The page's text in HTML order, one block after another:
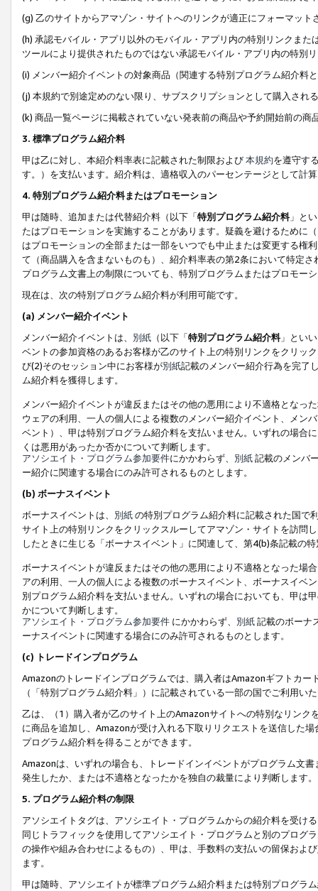
(g) 乙のサイトからアマゾン・サイトへのリンクが適正にフォーマッ
(h) 承認モバイル・アプリ以外のモバイル・アプリ内の特別リンクま
ツールにより提供されたものではない承認モバイル・アプリ内の特別
(i) メンバー紹介イベントの対象商品（関連する特別プログラム紹介料
(j) 本規約で別途定めのない限り、サブスクリプションとして購入され
(k) 商品一覧ページに掲載されていない発表前の商品や予約開始前の商
3. 標準プログラム紹介料
甲は乙に対し、本紹介料率表に記載された制限および本規約を遵守す
す。）を支払います。紹介料は、適格収入のパーセンテージとして計
4. 特別プログラム紹介料またはプロモーション
甲は随時、追加または代替紹介料（以下「特別プログラム紹介料」と
たはプロモーションを実施することがあります。疑義を避けるために
はプロモーションの全部または一部をいつでも中止または変更する権
て（商品購入を含まないものも）、紹介料率表の第2条において特定
プログラム文書上の制限についても、特別プログラムまたはプロモー
現在は、次の特別プログラム紹介料が利用可能です。
(a) メンバー紹介イベント
メンバー紹介イベントは、 別紙 （以下「特別プログラム紹介料」とい
ベントの参加資格のあるお客様が乙のサイト上の特別リンクをクリッ
び(2)そのセッション中にお客様が別紙記載のメンバー紹介行為を完了
ム紹介料を獲得します。
メンバー紹介イベントが違反またはその他の悪用により不適格となっ
ウェアの利用、一人の個人による複数のメンバー紹介イベント、メン
ベント）、甲は特別プログラム紹介料を支払いません。いずれの場合
くは悪用があったか否かについて判断します。
アソシエイト・プログラム参加要件にかかわらず、 別紙記載のメンバ
ー紹介に関連する場合にのみ許可されるものとします。
(b) ボーナスイベント
ボーナスイベントは、 別紙の特別プログラム紹介料に記載された国で
サイト上の特別リンクをクリックスルーしてアマゾン・サイトを訪問
したときに生じる「ボーナスイベント」に関連して、第4(b)条記載の
ボーナスイベントが違反またはその他の悪用により不適格となった場
アの利用、一人の個人による複数のボーナスイベント、ボーナスイベ
別プログラム紹介料を支払いません。いずれの場合においても、甲は
かについて判断します。
アソシエイト・プログラム参加要件 にかかわらず、 別紙記載のボーナ
ーナスイベントに関連する場合にのみ許可されるものとします。
(c) トレードインプログラム
Amazonのトレードインプログラムでは、購入者はAmazonギフトカ
（「特別プログラム紹介料」）に記載されている一部の国でご利用い
乙は、（1）購入者が乙のサイト上のAmazonサイトへの特別なリン
に商品を追加し、Amazonが受け入れる下取りリクエストを送信した
プログラム紹介料を得ることができます。
Amazonは、いずれの場合も、トレードインイベントがプログラム文
発生したか、または不適格となったかを独自の裁量により判断します。
5. プログラム紹介料の制限
アソシエイトタグは、アソシエイト・プログラムからの紹介料を受け
同じトラフィックを使用してアソシエイト・プログラムと別のプログ
の操作や組み合わせによるもの）、甲は、手数料の支払いの留保およ
ます。
甲は随時、アソシエイトが標準プログラム紹介料または特別プログラ